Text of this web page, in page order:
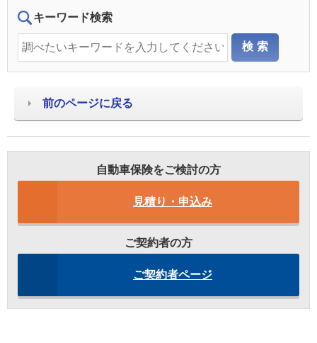
キーワード検索
前のページに戻る
自動車保険をご検討の方
見積り・申込み
ご契約者の方
ご契約者ページ